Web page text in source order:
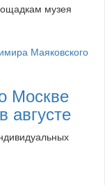
музея
Москве
августе